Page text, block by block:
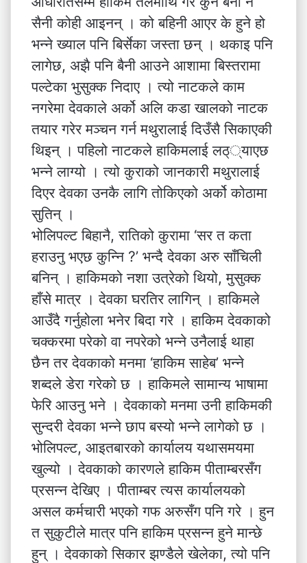
सैनी कोही आइनन् । को बहिनी आएर के हुने हो
भन्ने ख्याल पनि बिर्सेका जस्ता छन् । थकाइ पनि
लागेछ, अझै पनि बैनी आउने आशामा बिस्तरामा
पल्टेका भुसुक्क निदाए । त्यो नाटकले काम
नगरेमा देवकाले अर्को अलि कडा खालको नाटक
तयार गरेर मञ्चन गर्न मथुरालाई दिउँसै सिकाएकी
थिइन् । पहिलो नाटकले हाकिमलाई लठ््याएछ
भन्ने लाग्यो । त्यो कुराको जानकारी मथुरालाई
दिएर देवका उनकै लागि तोकिएको अर्को कोठामा
सुतिन् ।
भोलिपल्ट बिहानै, रातिको कुरामा ‘सर त कता
हराउनु भएछ कुन्नि ?’ भन्दै देवका अरु साँचिली
बनिन् । हाकिमको नशा उत्रेको थियो, मुसुक्क
हाँसे मात्र । देवका घरतिर लागिन् । हाकिमले
आउँदै गर्नुहोला भनेर बिदा गरे । हाकिम देवकाको
चक्करमा परेको वा नपरेको भन्ने उनैलाई थाहा
छैन तर देवकाको मनमा ‘हाकिम साहेब’ भन्ने
शब्दले डेरा गरेको छ । हाकिमले सामान्य भाषामा
फेरि आउनु भने । देवकाको मनमा उनी हाकिमकी
सुन्दरी देवका भन्ने छाप बस्यो भन्ने लागेको छ ।
भोलिपल्ट, आइतबारको कार्यालय यथासमयमा
खुल्यो । देवकाको कारणले हाकिम पीताम्बरसँग
प्रसन्न देखिए । पीताम्बर त्यस कार्यालयको
असल कर्मचारी भएको गफ अरुसँग पनि गरे । हुन
त सुकुटीले मात्र पनि हाकिम प्रसन्न हुने मान्छे
हुन् । देवकाको सिकार झण्डैले खेलेका, त्यो पनि